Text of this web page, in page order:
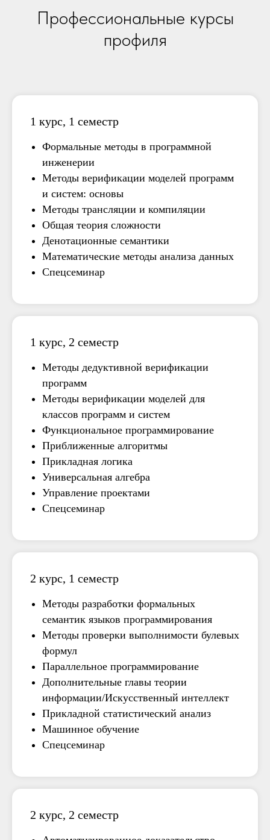
Профессиональные курсы
профиля
1 курс, 1 семестр
Формальные методы в программной
инженерии
Методы верификации моделей программ
и систем: основы
Методы трансляции и компиляции
Общая теория сложности
Денотационные семантики
Математические методы анализа данных
Спецсеминар
1 курс, 2 семестр
Методы дедуктивной верификации
программ
Методы верификации моделей для
классов программ и систем
Функциональное программирование
Приближенные алгоритмы
Прикладная логика
Универсальная алгебра
Управление проектами
Спецсеминар
2 курс, 1 семестр
Методы разработки формальных
семантик языков программирования
Методы проверки выполнимости булевых
формул
Параллельное программирование
Дополнительные главы теории
информации/Искусственный интеллект
Прикладной статистический анализ
Машинное обучение
Спецсеминар
2 курс, 2 семестр